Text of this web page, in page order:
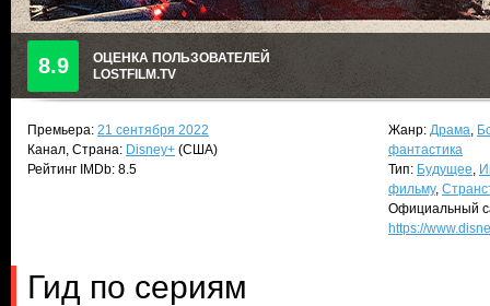
8.9
ОЦЕНКА ПОЛЬЗОВАТЕЛЕЙ
LOSTFILM.TV
Премьера: 21 сентября 2022
Канал, Страна: Disney+ (США)
Рейтинг IMDb: 8.5
Жанр: Драма,
фантастика
Тип: Будущее,
фильму,
Официальный
https://
Гид по сериям